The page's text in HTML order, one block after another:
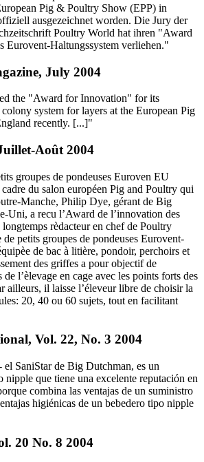
Pig & Poultry Show (EPP) in
ausgezeichnet worden. Die Jury der
Poultry World hat ihren "Award
Eurovent-Haltungssystem verliehen."
July 2004
the "Award for Innovation" for its
system for layers at the European Pig
recently. [...]"
Août 2004
groupes de pondeuses Euroven EU
du salon européen Pig and Poultry qui
Manche, Philip Dye, gérant de Big
Uni, a recu l’Award de l’innovation des
rèdacteur en chef de Poultry
petits groupes de pondeuses Eurovent-
de bac à litière, pondoir, perchoirs et
des griffes a pour objectif de
l’èlevage en cage avec les points forts des
ailleurs, il laisse l’éleveur libre de choisir la
20, 40 ou 60 sujets, tout en facilitant
Vol. 22, No. 3 2004
SaniStar de Big Dutchman, es un
nipple que tiene una excelente reputación en
combina las ventajas de un suministro
higiénicas de un bebedero tipo nipple
20 No. 8 2004